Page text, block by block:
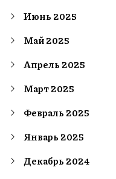
Июнь 2025
Май 2025
Апрель 2025
Март 2025
Февраль 2025
Январь 2025
Декабрь 2024